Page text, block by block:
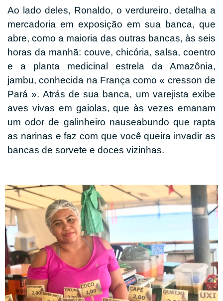
Ao lado deles, Ronaldo, o verdureiro, detalha a
mercadoria em exposição em sua banca, que
abre, como a maioria das outras bancas, às seis
horas da manhã: couve, chicória, salsa, coentro
e a planta medicinal estrela da Amazônia,
jambu, conhecida na França como « cresson de
Pará ». Atrás de sua banca, um varejista exibe
aves vivas em gaiolas, que às vezes emanam
um odor de galinheiro nauseabundo que rapta
as narinas e faz com que você queira invadir as
bancas de sorvete e doces vizinhas.